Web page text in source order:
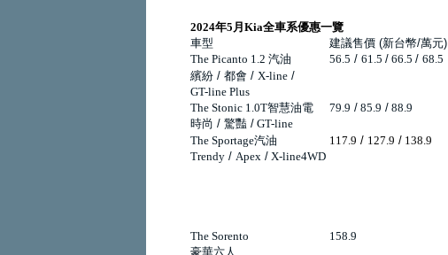
2024年5月 Kia全車系優惠一覽
車型
建議售價 (新台幣/萬元)
The Picanto 1.2 汽油
繽紛 / 都會 / X-line /
GT-line Plus
56.5 / 61.5 / 66.5 / 68.5
The Stonic 1.0T智慧油電
時尚 / 驚豔 / GT-line
79.9 / 85.9 / 88.9
The Sportage汽油
Trendy / Apex / X-line4WD
117.9 / 127.9 / 138.9
The Sorento
豪華六人
158.9